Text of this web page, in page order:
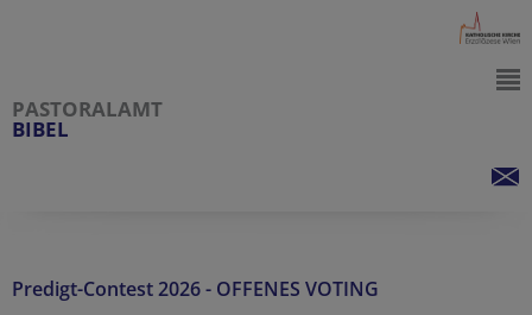
PASTORALAMT
BIBEL
Predigt-Contest 2026 - OFFENES VOTING